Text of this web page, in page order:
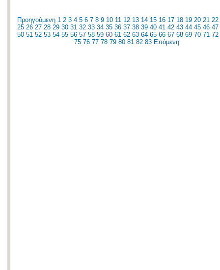
Προηγούμενη 1 2 3 4 5 6 7 8 9 10 11 12 13 14 15 16 17 18 19 20 21 22
25 26 27 28 29 30 31 32 33 34 35 36 37 38 39 40 41 42 43 44 45 46 47
50 51 52 53 54 55 56 57 58 59 60 61 62 63 64 65 66 67 68 69 70 71 72
75 76 77 78 79 80 81 82 83 Επόμενη